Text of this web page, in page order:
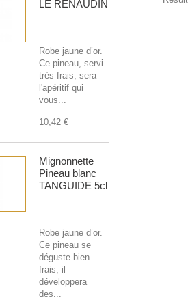
LE RENAUDIN
Robe jaune d’or.
Ce pineau, servi
très frais, sera
l'apéritif qui
vous...
10,42 €
Mignonnette
Pineau blanc
TANGUIDE 5cl
Robe jaune d’or.
Ce pineau se
déguste bien
frais, il
développera
des...